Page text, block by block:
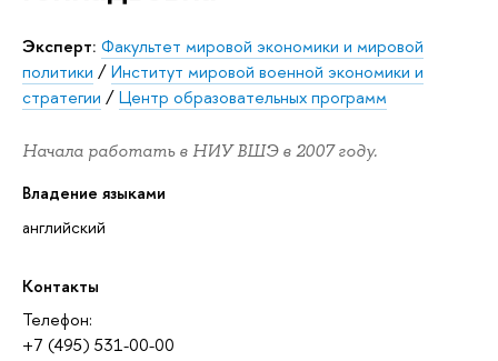
Эксперт: Факультет мировой экономики и мировой
политики /Институт мировой военной экономики и
стратегии /Центр образовательных программ
Начала работать в НИУ ВШЭ в 2007 году.
Владение языками
английский
Контакты
Телефон:
+7 (495) 531-00-00